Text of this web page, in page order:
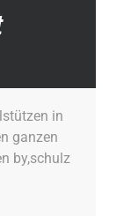
in
ganzen
by,schulz